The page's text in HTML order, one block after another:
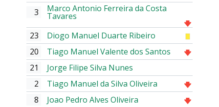
3
Marco Antonio Ferreira da Costa
Tavares
23
Diogo Manuel Duarte Ribeiro
20
Tiago Manuel Valente dos Santos
21
Jorge Filipe Silva Nunes
2
Tiago Manuel da Silva Oliveira
8
Joao Pedro Alves Oliveira